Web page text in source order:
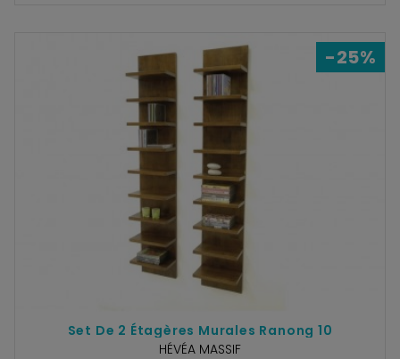
-25%
Set De 2 Étagères Murales Ranong 10
HÉVÉA MASSIF